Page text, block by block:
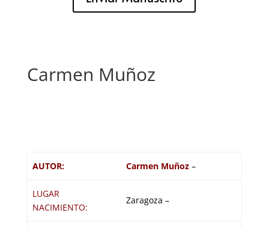
Carmen Muñoz
AUTOR: Carmen Muñoz –
LUGAR
NACIMIENTO:
Zaragoza –